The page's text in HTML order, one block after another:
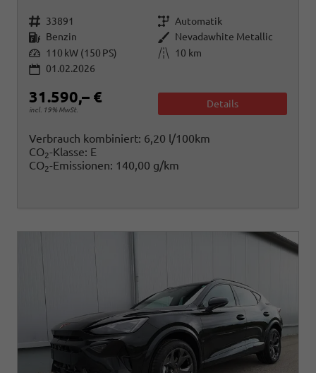
Fahrzeugnr. 33891 Getriebe Automatik
Kraftstoff Benzin Außenfarbe Nevadawhite Metallic
Leistung 110 kW (150 PS) Kilometerstand
10 km
01.02.2026
31.590,– €
incl. 19% MwSt.
Details
Verbrauch kombiniert: 6,20 l/100km
CO2-Klasse: E
CO2-Emissionen: 140,00 g/km